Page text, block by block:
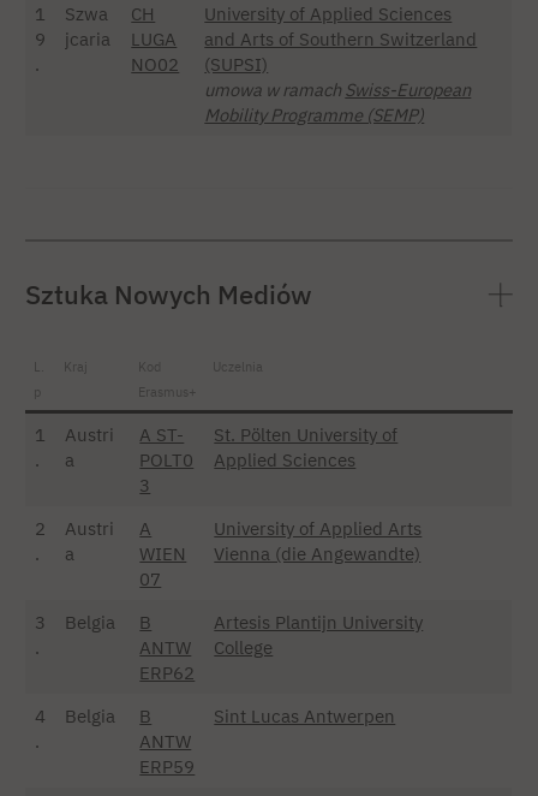
1
9
.
Szwa
jcaria
CH
LUGA
NO02
University of Applied Sciences
and Arts of Southern Switzerland
(SUPSI)
umowa w ramach Swiss-European
Mobility Programme (SEMP)
Sztuka Nowych Mediów
L.
p
Kraj
Kod
Erasmus+
Uczelnia
1
.
Austri
a
A ST-
POLT0
3
St. Pölten University of
Applied Sciences
2
.
Austri
a
A
WIEN
07
University of Applied Arts
Vienna (die Angewandte)
3
.
Belgia
B
ANTW
ERP62
Artesis Plantijn University
College
4
.
Belgia
B
ANTW
ERP59
Sint Lucas Antwerpen